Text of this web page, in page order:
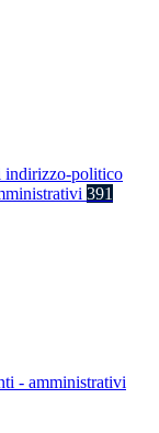
indirizzo-politico
391
- amministrativi